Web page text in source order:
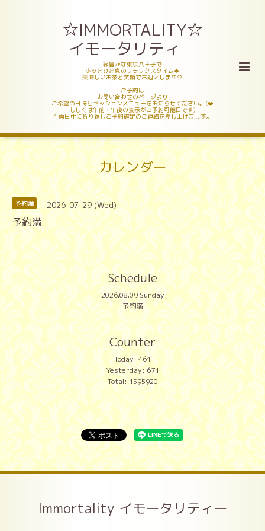
☆IMMORTALITY☆
イモータリティ
緑豊かな東京八王子で
ホッとひと息のリラックスタイム🍀
美味しいお茶と笑顔でお迎えします♡
ご予約は
お問い合わせのページより
ご希望の日時とセッションメニューをお知らせください。(❤️
もしくは午前・午後の表示がご予約可能日です)
１両日中に折り返しご予約確定のご連絡を差し上げましす。
カレンダー
予約満 2026-07-29 (Wed)
予約満
Schedule
2026.08.09 Sunday
予約満
Counter
Today:461
Yesterday:671
Total:1595920
Immortality イモータリティー